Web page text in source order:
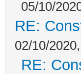
05/10/
RE:
02/10/
RE: